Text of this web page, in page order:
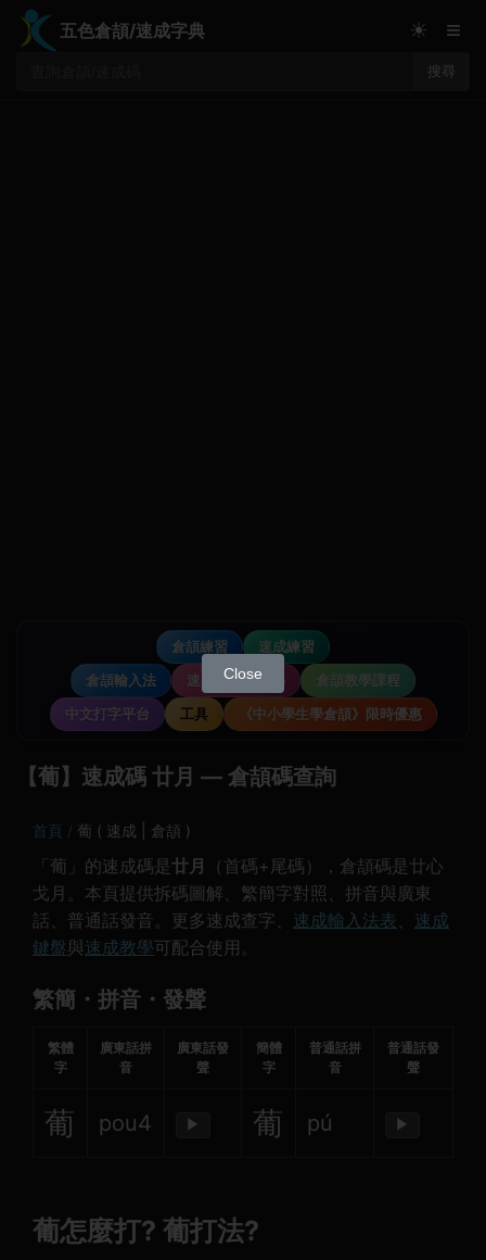
五色倉頡/速成字典
搜尋
☀ ≡
倉頡練習
速成練習
倉頡輸入法
速成輸入法教學
倉頡教學課程
中文打字平台
工具 《中小學生學倉頡》限時優惠
【葡】速成碼 廿月 — 倉頡碼查詢
首頁 葡 ( 速成 | 倉頡 )
「葡」的速成碼是 廿月
（首碼+尾碼），倉頡碼是廿心
戈月。本頁提供拆碼圖解、繁簡字對照、拼音與廣東
話、普通話發音。更多速成查字、 速成輸入法表、 速成
鍵盤與速成教學可配合使用。
繁簡・拼音・發聲
繁體
字
廣東話拼
音
廣東話發
聲
簡體
字
普通話拼
音
普通話發
聲
葡 pou4 ▶ 葡 pú ▶
葡怎麼打? 葡打法?
Close